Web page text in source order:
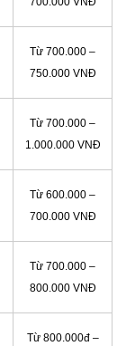
Từ 700.000 –
750.000 VNĐ
Từ 700.000 –
1.000.000 VNĐ
Từ 600.000 –
700.000 VNĐ
Từ 700.000 –
800.000 VNĐ
Từ 800.000đ –